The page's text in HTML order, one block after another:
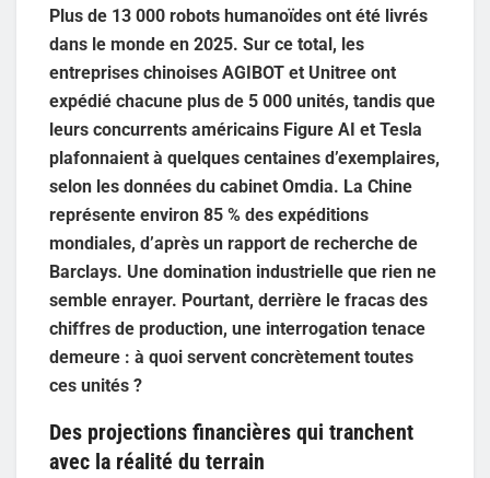
Plus de 13 000 robots humanoïdes ont été livrés
dans le monde en 2025. Sur ce total, les
entreprises chinoises AGIBOT et Unitree ont
expédié chacune plus de 5 000 unités, tandis que
leurs concurrents américains Figure AI et Tesla
plafonnaient à quelques centaines d’exemplaires,
selon les données du cabinet Omdia. La Chine
représente environ 85 % des expéditions
mondiales, d’après un rapport de recherche de
Barclays. Une domination industrielle que rien ne
semble enrayer. Pourtant, derrière le fracas des
chiffres de production, une interrogation tenace
demeure : à quoi servent concrètement toutes
ces unités ?
Des projections financières qui tranchent
avec la réalité du terrain